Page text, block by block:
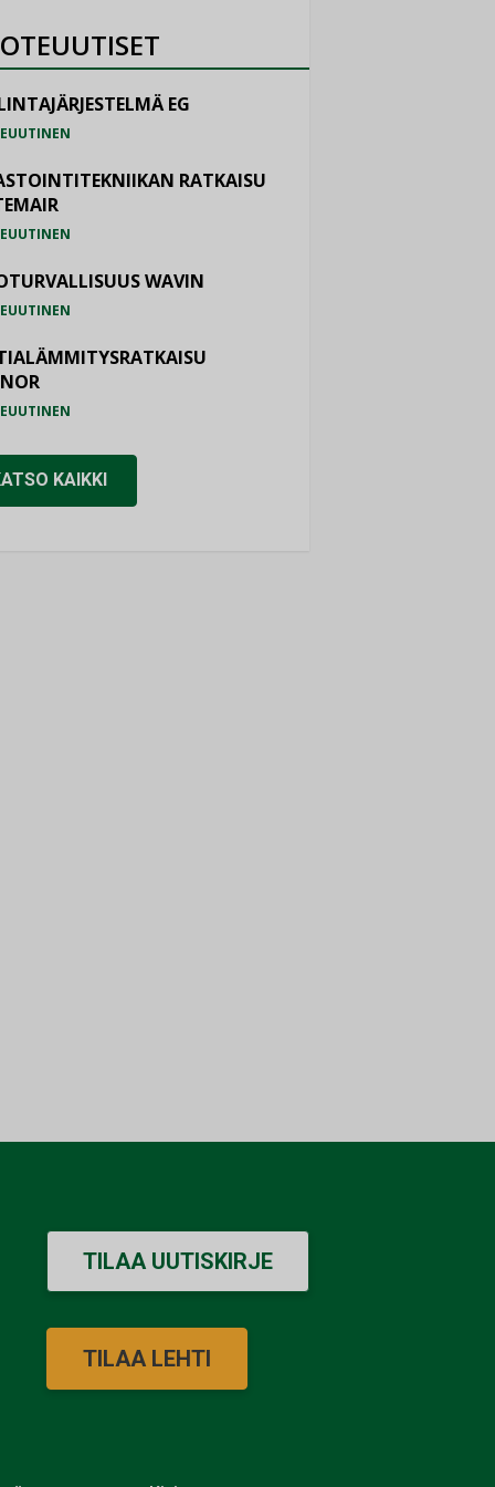
EG
RATKAISU
WAVIN
KAIKKI
TILAA UUTISKIRJE
TILAA LEHTI